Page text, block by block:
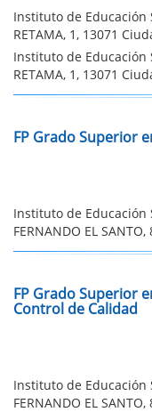
Instituto de Educación
RETAMA, 1, 13071
Instituto de Educación
RETAMA, 1, 13071
FP Grado Superior
Instituto de Educación
FERNANDO EL
FP Grado Superior
Control de Calidad
Instituto de Educación
FERNANDO EL